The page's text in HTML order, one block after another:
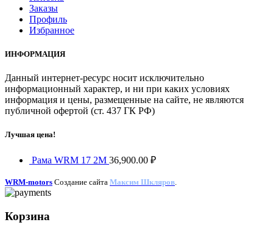
Заказы
Профиль
Избранное
ИНФОРМАЦИЯ
Данный интернет-ресурс носит исключительно
информационный характер, и ни при каких условиях
информация и цены, размещенные на сайте, не являются
публичной офертой (ст. 437 ГК РФ)
Лучшая цена!
Рама WRM 17 2М 36,900.00 ₽
WRM-motors Создание сайта Максим Шкляров.
Корзина